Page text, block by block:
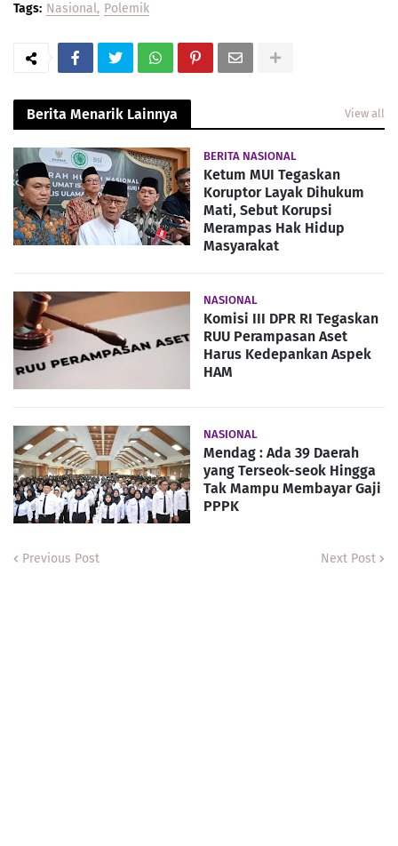
Tags: Nasional Polemik
Berita Menarik Lainnya View all
BERITA NASIONAL
Ketum MUI Tegaskan
Koruptor Layak Dihukum
Mati, Sebut Korupsi
Merampas Hak Hidup
Masyarakat
NASIONAL
Komisi III DPR RI Tegaskan
RUU Perampasan Aset
Harus Kedepankan Aspek
HAM
NASIONAL
Mendag : Ada 39 Daerah
yang Terseok-seok Hingga
Tak Mampu Membayar Gaji
PPPK
Previous Post Next Post